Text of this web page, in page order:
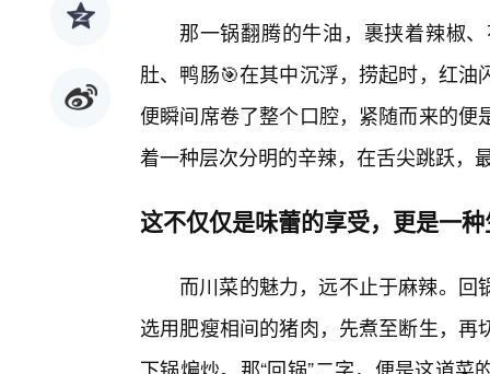
那一锅翻腾的牛油，裹挟着辣椒
肚、鸭肠🎯在其中沉浮，捞起时，红
便瞬间席卷了整个口腔，紧随而来的
着一种层次分明的辛辣，在舌尖跳跃，
这不仅仅是味蕾的享受，更是一
而川菜的魅力，远不止于麻辣。
选用肥瘦相间的猪肉，先煮至断生，